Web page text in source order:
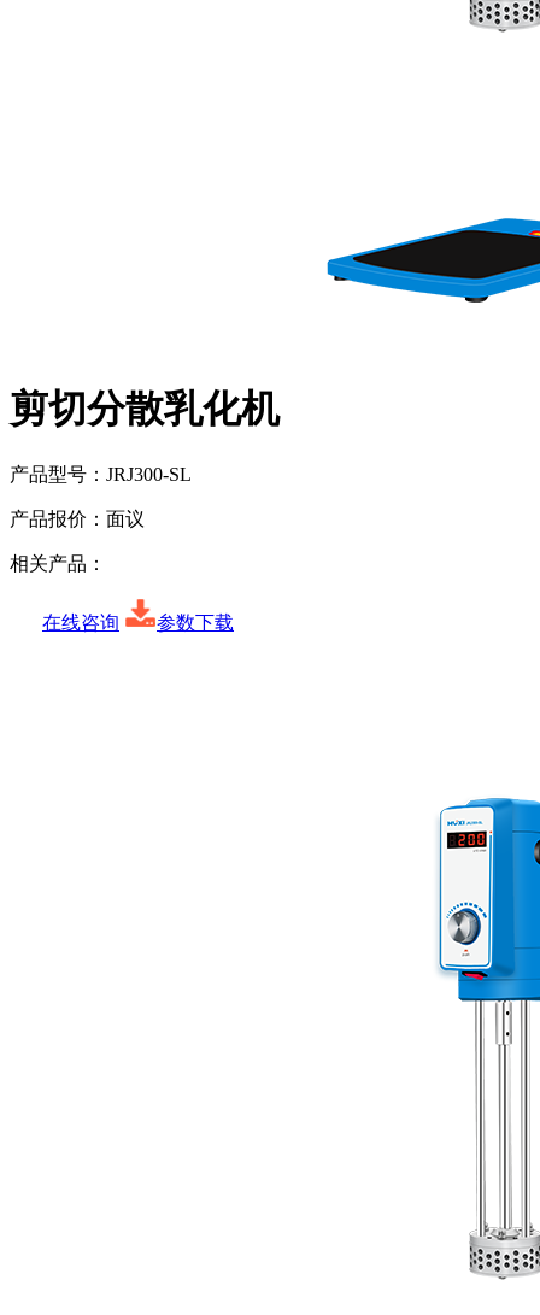
剪切分散乳化机
产品型号： JRJ300-SL
产品报价： 面议
相关产品：
在线咨询 参数下载